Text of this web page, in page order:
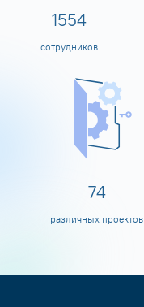
1600
сотрудников
80
различных проектов